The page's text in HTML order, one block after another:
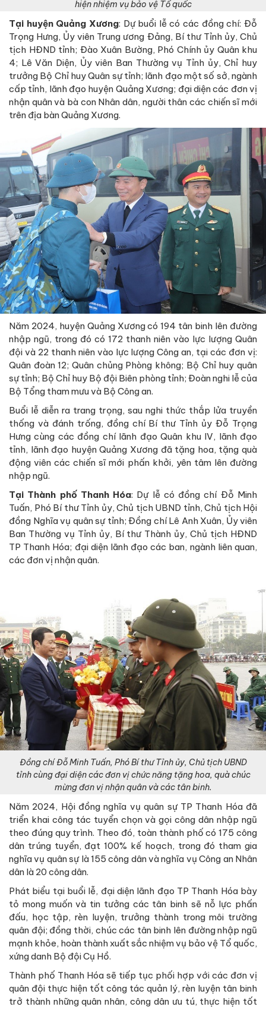
hiện nhiệm vụ bảo vệ Tổ quốc
Tại huyện Quảng Xương: Dự buổi lễ có các đồng chí: Đỗ
Trọng Hưng, Ủy viên Trung ương Đảng, Bí thư Tỉnh ủy, Chủ
tịch HĐND tỉnh; Đào Xuân Bường, Phó Chính ủy Quân khu
4; Lê Văn Diện, Ủy viên Ban Thường vụ Tỉnh ủy, Chỉ huy
trưởng Bộ Chỉ huy Quân sự tỉnh; lãnh đạo một số sở, ngành
cấp tỉnh, lãnh đạo huyện Quảng Xương; đại diện các đơn vị
nhận quân và bà con Nhân dân, người thân các chiến sĩ mới
trên địa bàn Quảng Xương.
Năm 2024, huyện Quảng Xương có 194 tân binh lên đường
nhập ngũ, trong đó có 172 thanh niên vào lực lượng Quân
đội và 22 thanh niên vào lực lượng Công an, tại các đơn vị:
Quân đoàn 12; Quân chủng Phòng không; Bộ Chỉ huy quân
sự tỉnh; Bộ Chỉ huy Bộ đội Biên phòng tỉnh; Đoàn nghi lễ của
Bộ Tổng tham mưu và Bộ Công an.
Buổi lễ diễn ra trang trọng, sau nghi thức thắp lửa truyền
thống và đánh trống, đồng chí Bí thư Tỉnh ủy Đỗ Trọng
Hưng cùng các đồng chí lãnh đạo Quân khu IV, lãnh đạo
tỉnh, lãnh đạo huyện Quảng Xương đã tặng hoa, tặng quà
động viên các chiến sĩ mới phấn khởi, yên tâm lên đường
nhập ngũ.
Tại Thành phố Thanh Hóa: Dự lễ có đồng chí Đỗ Minh
Tuấn, Phó Bí thư Tỉnh ủy, Chủ tịch UBND tỉnh, Chủ tịch Hội
đồng Nghĩa vụ quân sự tỉnh; Đồng chí Lê Anh Xuân, Ủy viên
Ban Thường vụ Tỉnh ủy, Bí thư Thành ủy, Chủ tịch HĐND
TP Thanh Hóa; đại diện lãnh đạo các ban, ngành liên quan,
các đơn vị nhận quân.
Đồng chí Đỗ Minh Tuấn, Phó Bí thư Tỉnh ủy, Chủ tịch UBND
tỉnh cùng đại diện các đơn vị chức năng tặng hoa, quà chúc
mừng đơn vị nhận quân và các tân binh.
Năm 2024, Hội đồng nghĩa vụ quân sự TP Thanh Hóa đã
triển khai công tác tuyển chọn và gọi công dân nhập ngũ
theo đúng quy trình. Theo đó, toàn thành phố có 175 công
dân trúng tuyển, đạt 100% kế hoạch, trong đó tham gia
nghĩa vụ quân sự là 155 công dân và nghĩa vụ Công an Nhân
dân là 20 công dân.
Phát biểu tại buổi lễ, đại diện lãnh đạo TP Thanh Hóa bày
tỏ mong muốn và tin tưởng các tân binh sẽ nỗ lực phấn
đấu, học tập, rèn luyện, trưởng thành trong môi trường
quân đội; đồng thời, chúc các tân binh lên đường nhập ngũ
mạnh khỏe, hoàn thành xuất sắc nhiệm vụ bảo vệ Tổ quốc,
xứng danh Bộ đội Cụ Hồ.
Thành phố Thanh Hóa sẽ tiếp tục phối hợp với các đơn vị
quân đội thực hiện tốt công tác quản lý, rèn luyện tân binh
trở thành những quân nhân, công dân ưu tú, thực hiện tốt